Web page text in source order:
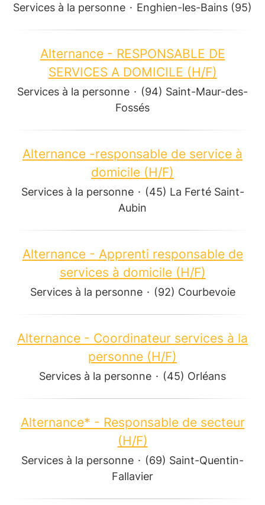
Services à la personne · Enghien-les-Bains (95)
Alternance - RESPONSABLE DE
SERVICES A DOMICILE (H/F)
Services à la personne · (94) Saint-Maur-des-
Fossés
Alternance -responsable de service à
domicile (H/F)
Services à la personne · (45) La Ferté Saint-
Aubin
Alternance - Apprenti responsable de
services à domicile (H/F)
Services à la personne · (92) Courbevoie
Alternance - Coordinateur services à la
personne (H/F)
Services à la personne · (45) Orléans
Alternance* - Responsable de secteur
(H/F)
Services à la personne · (69) Saint-Quentin-
Fallavier